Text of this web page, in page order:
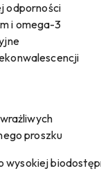
odporności
i omega-3
proszku
wysokiej